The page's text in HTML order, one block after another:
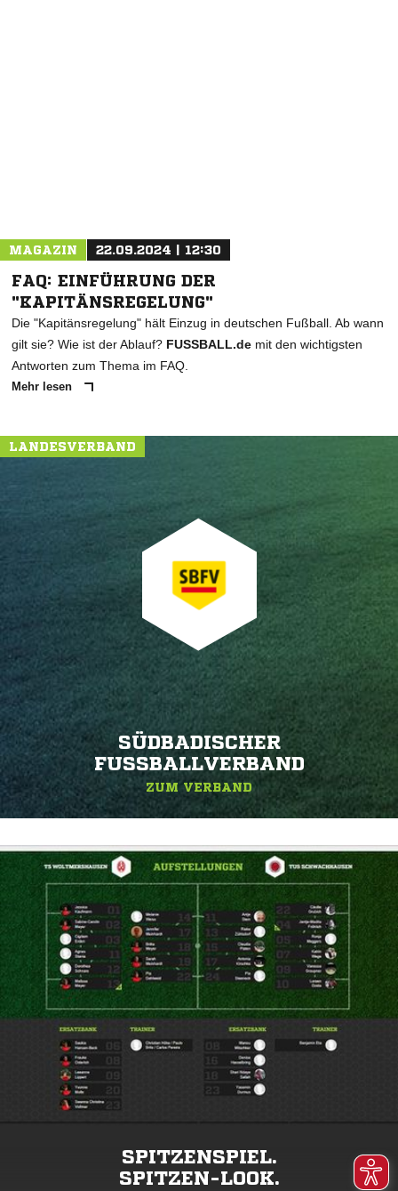
MAGAZIN 22.09.2024 | 12:30
FAQ: EINFÜHRUNG DER
"KAPITÄNSREGELUNG"
Die "Kapitänsregelung" hält Einzug in deutschen Fußball. Ab wann
gilt sie? Wie ist der Ablauf? FUSSBALL.de mit den wichtigsten
Antworten zum Thema im FAQ.
Mehr lesen
LANDESVERBAND
SÜDBADISCHER
FUSSBALLVERBAND
ZUM VERBAND
SPITZENSPIEL.
SPITZEN-LOOK.